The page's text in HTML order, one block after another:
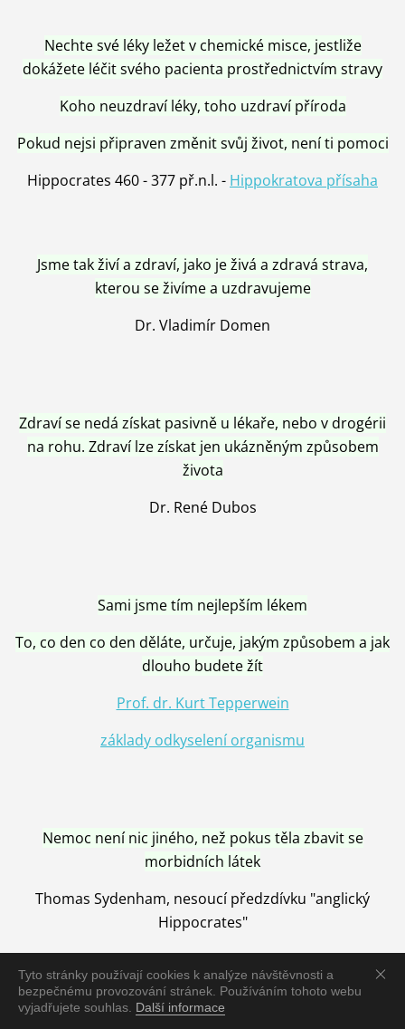
Tyto stránky používají cookies k analýze návštěvnosti a
bezpečnému provozování stránek. Používáním tohoto webu
vyjadřujete souhlas. Další informace
Nechte své léky ležet v chemické misce, jestliže
dokážete léčit svého pacienta prostřednictvím stravy
Koho neuzdraví léky, toho uzdraví příroda
Pokud nejsi připraven změnit svůj život, není ti pomoci
Hippocrates 460 - 377 př.n.l. - Hippokratova přísaha
Jsme tak živí a zdraví, jako je živá a zdravá strava,
kterou se živíme a uzdravujeme
Dr. Vladimír Domen
Zdraví se nedá získat pasivně u lékaře, nebo v drogérii
na rohu. Zdraví lze získat jen ukázněným způsobem
života
Dr. René Dubos
Sami jsme tím nejlepším lékem
To, co den co den děláte, určuje, jakým způsobem a jak
dlouho budete žít
Prof. dr. Kurt Tepperwein
základy odkyselení organismu
Nemoc není nic jiného, než pokus těla zbavit se
morbidních látek
Thomas Sydenham, nesoucí předzdívku "anglický
Hippocrates"
Nemoc je vyléčena jen pomocí Přírody, neutralizací a